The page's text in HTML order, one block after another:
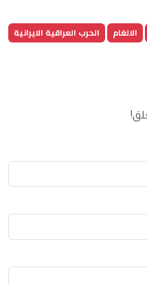
الالغام الحرب العراقية الايرانية